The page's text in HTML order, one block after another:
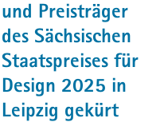
und Preisträger
des Sächsischen
Staatspreises für
Design 2025 in
Leipzig gekürt